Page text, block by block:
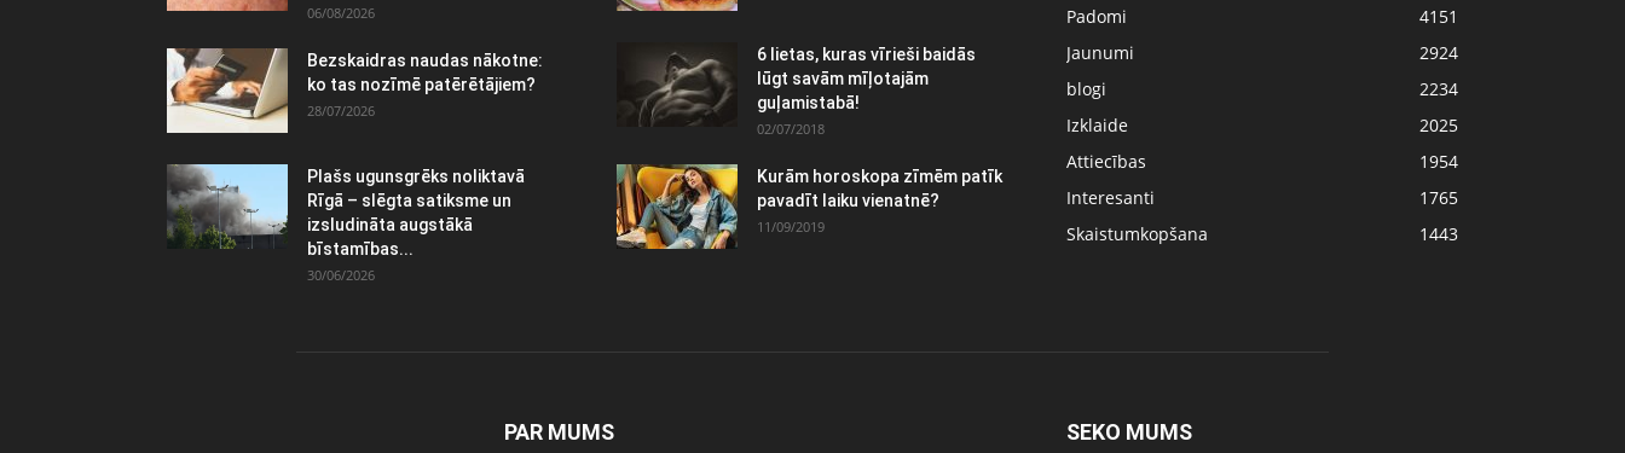
06/08/2026
Bezskaidras naudas nākotne:
ko tas nozīmē patērētājiem?
28/07/2026
Plašs ugunsgrēks noliktavā
Rīgā – slēgta satiksme un
izsludināta augstākā
bīstamības...
30/06/2026
6 lietas, kuras vīrieši baidās
lūgt savām mīļotajām
guļamistabā!
02/07/2018
Kurām horoskopa zīmēm patīk
pavadīt laiku vienatnē?
11/09/2019
Padomi
4151
Jaunumi
2924
blogi
2234
Izklaide
2025
Attiecības
1954
Interesanti
1765
Skaistumkopšana
1443
PAR MUMS SEKO MUMS